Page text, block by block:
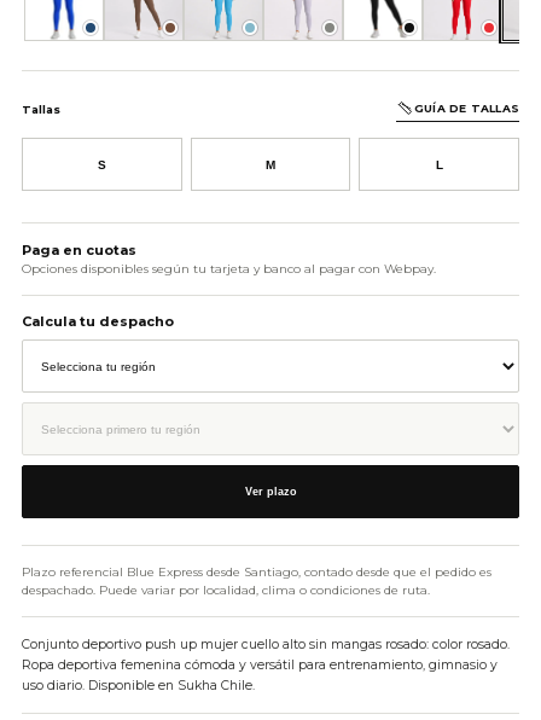
Azul Café Celeste Gris Negro Rojo
Tallas GUÍA DE TALLAS
S M L
AÑADIR AL CARRITO
Paga en cuotas
Opciones disponibles según tu tarjeta y banco al pagar con Webpay.
Calcula tu despacho
Ver plazo
Plazo referencial Blue Express desde Santiago, contado desde que el pedido es
despachado. Puede variar por localidad, clima o condiciones de ruta.
Conjunto deportivo push up mujer cuello alto sin mangas rosado: color rosado.
Ropa deportiva femenina cómoda y versátil para entrenamiento, gimnasio y
uso diario. Disponible en Sukha Chile.